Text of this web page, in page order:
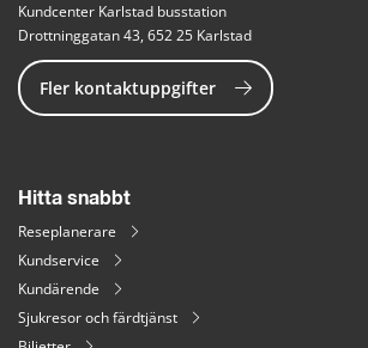
Kundcenter Karlstad busstation
Drottninggatan 43, 652 25 Karlstad
Fler kontaktuppgifter
Hitta snabbt
Reseplanerare
Kundservice
Kundärende
Sjukresor och färdtjänst